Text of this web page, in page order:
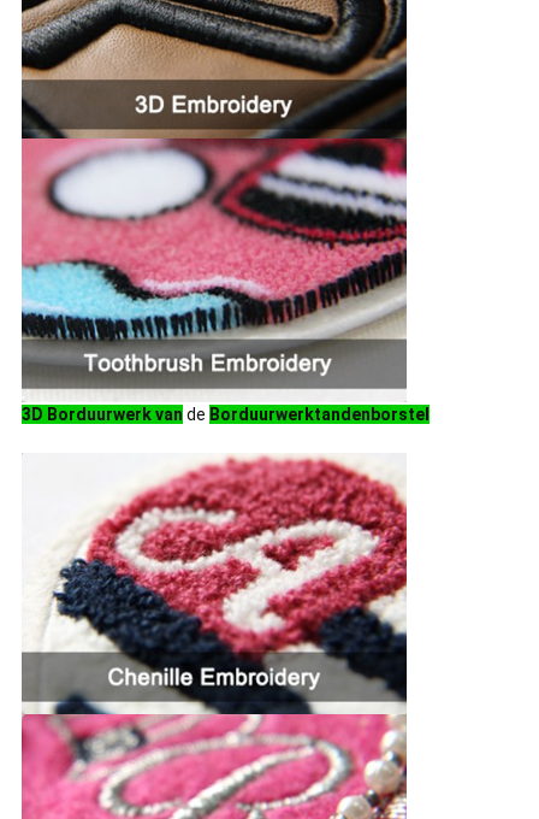
3D Borduurwerk van de Borduurwerktandenborstel